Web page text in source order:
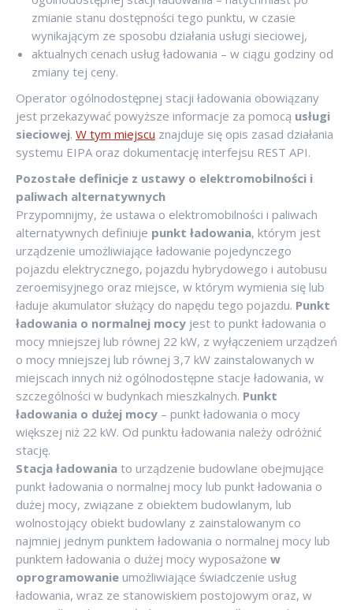
zmianie stanu dostępności tego punktu, w czasie
wynikającym ze sposobu działania usługi sieciowej,
aktualnych cenach usług ładowania – w ciągu godziny od
zmiany tej ceny.
Operator ogólnodostępnej stacji ładowania obowiązany
jest przekazywać powyższe informacje za pomocą usługi
sieciowej. W tym miejscu znajduje się opis zasad działania
systemu EIPA oraz dokumentację interfejsu REST API.
Pozostałe definicje z ustawy o elektromobilności i
paliwach alternatywnych
Przypomnijmy, że ustawa o elektromobilności i paliwach
alternatywnych definiuje punkt ładowania, którym jest
urządzenie umożliwiające ładowanie pojedynczego
pojazdu elektrycznego, pojazdu hybrydowego i autobusu
zeroemisyjnego oraz miejsce, w którym wymienia się lub
ładuje akumulator służący do napędu tego pojazdu. Punkt
ładowania o normalnej mocy jest to punkt ładowania o
mocy mniejszej lub równej 22 kW, z wyłączeniem urządzeń
o mocy mniejszej lub równej 3,7 kW zainstalowanych w
miejscach innych niż ogólnodostępne stacje ładowania, w
szczególności w budynkach mieszkalnych. Punkt
ładowania o dużej mocy – punkt ładowania o mocy
większej niż 22 kW. Od punktu ładowania należy odróżnić
stację.
Stacja ładowania to urządzenie budowlane obejmujące
punkt ładowania o normalnej mocy lub punkt ładowania o
dużej mocy, związane z obiektem budowlanym, lub
wolnostojący obiekt budowlany z zainstalowanym co
najmniej jednym punktem ładowania o normalnej mocy lub
punktem ładowania o dużej mocy wyposażone w
oprogramowanie umożliwiające świadczenie usług
ładowania, wraz ze stanowiskiem postojowym oraz, w